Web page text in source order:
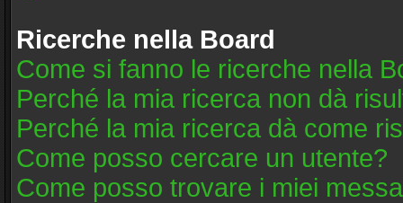
Ricerche nella Board
Come si fanno le ricerche nella
Perché la mia ricerca non dà
Perché la mia ricerca dà come
Come posso cercare un utente?
Come posso trovare i miei